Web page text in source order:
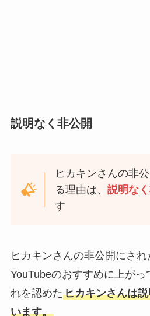
説明なく非公開
ヒカキンさんの非
る理由は、説明な
す
ヒカキンさんの非公開にさ
YouTubeのおすすめに上がっ
れを認めたヒカキンさんは
います。